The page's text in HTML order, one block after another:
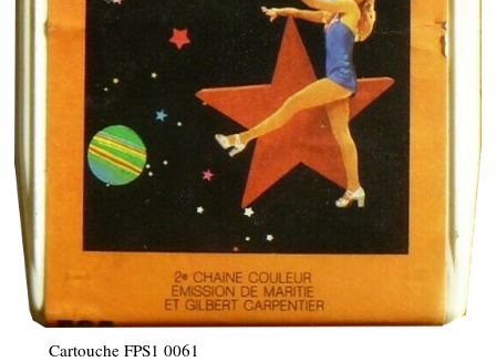
Cartouche FPS1 0061